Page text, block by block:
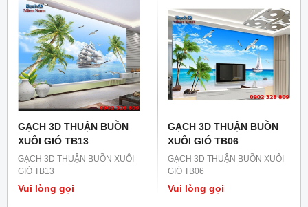
GẠCH 3D THUẬN BUỒN
XUÔI GIÓ TB13
GẠCH 3D THUẬN BUỒN XUÔI
GIÓ TB13
Vui lòng gọi
GẠCH 3D THUẬN BUỒN
XUÔI GIÓ TB06
GẠCH 3D THUẬN BUỒN XUÔI
GIÓ TB06
Vui lòng gọi